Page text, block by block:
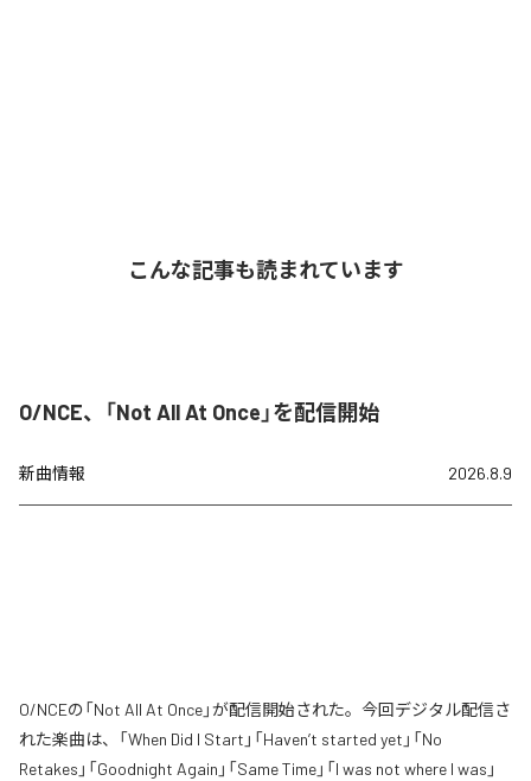
こんな記事も読まれています
O/NCE、「Not All At Once」を配信開始
新曲情報 2026.8.9
O/NCEの「Not All At Once」が配信開始された。今回デジタル配信さ
れた楽曲は、「When Did I Start」「Haven’t started yet」「No
Retakes」「Goodnight Again」「Same Time」「I was not where I was」